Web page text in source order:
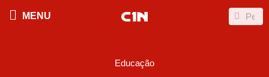
para
MENU Search
Search
Educação